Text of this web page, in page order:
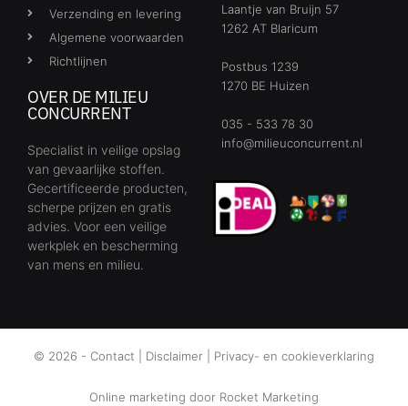
Verzending en levering
Algemene voorwaarden
Richtlijnen
OVER DE MILIEU
CONCURRENT
Specialist in veilige opslag
van gevaarlijke stoffen.
Gecertificeerde producten,
scherpe prijzen en gratis
advies. Voor een veilige
werkplek en bescherming
van mens en milieu.
Laantje van Bruijn 57
1262 AT Blaricum
Postbus 1239
1270 BE Huizen
035 - 533 78 30
info@milieuconcurrent.nl
© 2026 - Contact Disclaimer Privacy- en cookieverklaring
Online marketing door Rocket Marketing